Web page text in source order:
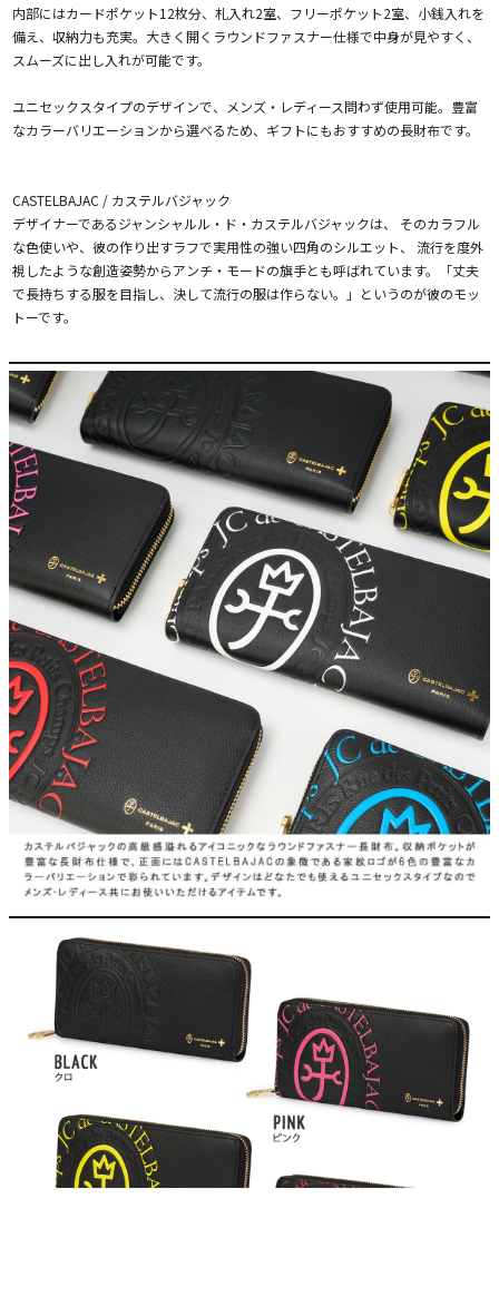
内部にはカードポケット12枚分、札入れ2室、フリーポケット2室、小銭入れを
備え、収納力も充実。大きく開くラウンドファスナー仕様で中身が見やすく、
スムーズに出し入れが可能です。
ユニセックスタイプのデザインで、メンズ・レディース問わず使用可能。豊富
なカラーバリエーションから選べるため、ギフトにもおすすめの長財布です。
CASTELBAJAC / カステルバジャック
デザイナーであるジャンシャルル・ド・カステルバジャックは、 そのカラフル
な色使いや、彼の作り出すラフで実用性の強い四角のシルエット、 流行を度外
視したような創造姿勢からアンチ・モードの旗手とも呼ばれています。「丈夫
で長持ちする服を目指し、決して流行の服は作らない。」というのが彼のモッ
トーです。